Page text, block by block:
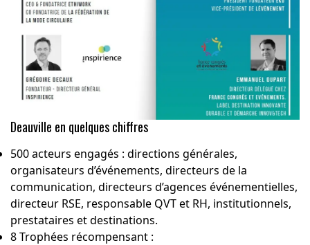
Deauville en quelques chiffres
500 acteurs engagés : directions générales,
organisateurs d’événements, directeurs de la
communication, directeurs d’agences événementielles,
directeur RSE, responsable QVT et RH, institutionnels,
prestataires et destinations.
8 Trophées récompensant :